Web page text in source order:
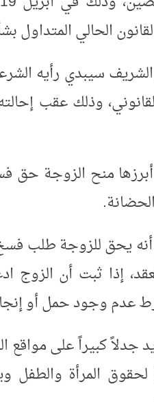
الحالي المتداول
الشريف سيبدي رأيه
وذلك عقب
يحق للزوجة طلب
العقد، إذا ثبت أن
عدم وجود حمل أو
جدلاً كبيراً على
المرأة والطفل